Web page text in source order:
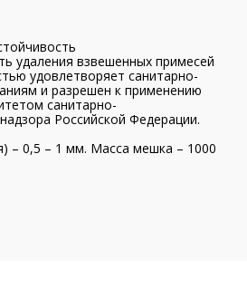
удаления взвешенных примесей
удовлетворяет санитарно-
и разрешен к применению
санитарно-
Российской Федерации.
– 0,5 – 1 мм. Масса мешка – 1000